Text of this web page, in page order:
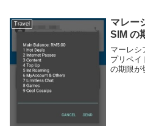
Travel
マレー
SIM の
マーレシ
プリペイ
の期限が